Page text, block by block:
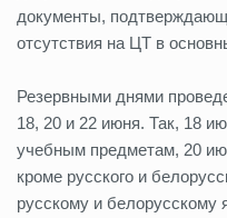
документы,
отсутствия на ЦТ в
Резервными днями
18, 20 и 22 июня. Так, 18
учебным предметам, 20
кроме русского и
русскому и белорусскому